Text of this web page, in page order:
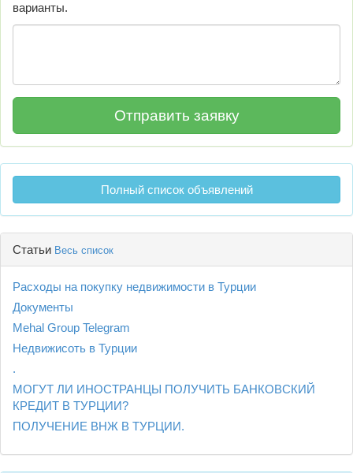
варианты.
Полный список объявлений
Статьи Весь список
Расходы на покупку недвижимости в Турции
Документы
Mehal Group Telegram
Недвижисоть в Турции
.
МОГУТ ЛИ ИНОСТРАНЦЫ ПОЛУЧИТЬ БАНКОВСКИЙ
КРЕДИТ В ТУРЦИИ?
ПОЛУЧЕНИЕ ВНЖ В ТУРЦИИ.